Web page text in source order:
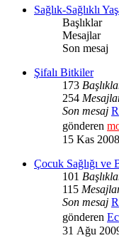
Sağlık-Sağlıklı
Başlıklar
Mesajlar
Son mesaj
Şifalı Bitkiler
173
254
Son mesaj
gönderen
15 Kas
Çocuk Sağlığı ve
101
115
Son mesaj
gönderen
31 Ağu